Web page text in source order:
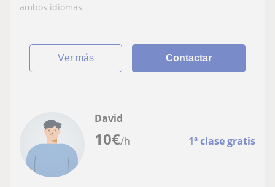
ambos idiomas
ver más Contactar
10€/h 1ª clase gratis
David